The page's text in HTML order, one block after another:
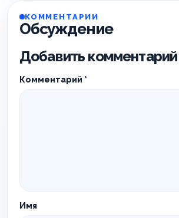
КОММЕНТАРИИ
Обсуждение
Добавить комментарий
Комментарий *
Имя